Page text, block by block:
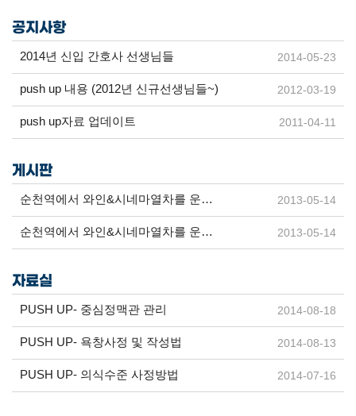
공지사항
2014년 신입 간호사 선생님들 2014-05-23
push up 내용 (2012년 신규선생님들~) 2012-03-19
push up자료 업데이트 2011-04-11
게시판
순천역에서 와인&시네마열차를 운행
합니다
2013-05-14
순천역에서 와인&시네마열차를 운행
합니다.
2013-05-14
자료실
PUSH UP- 중심정맥관 관리 2014-08-18
PUSH UP- 욕창사정 및 작성법 2014-08-13
PUSH UP- 의식수준 사정방법 2014-07-16